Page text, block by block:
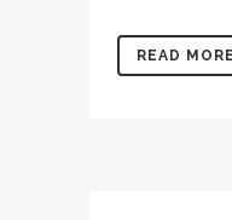
READ MORE